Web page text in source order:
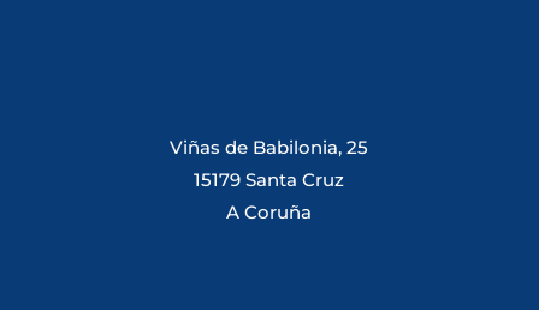
Viñas de Babilonia, 25
15179 Santa Cruz
A Coruña